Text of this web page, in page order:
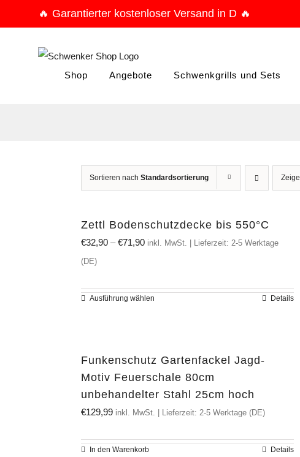
Inhalt
🔥 Garantierter kostenloser Versand in D 🔥
Shop Angebote Schwenkgrills und Sets
Sortieren nach Standardsortierung Zeige
Zettl Bodenschutzdecke bis 550°C
€32,90 –€71,90 inkl. MwSt. | Lieferzeit: 2-5 Werktage
(DE)
Ausführung wählen
mehrere
Varianten
auf.
Die
Details
Funkenschutz Gartenfackel Jagd-
Motiv Feuerschale 80cm
unbehandelter Stahl 25cm hoch
€129,99 inkl. MwSt. | Lieferzeit: 2-5 Werktage (DE)
In den Warenkorb Details